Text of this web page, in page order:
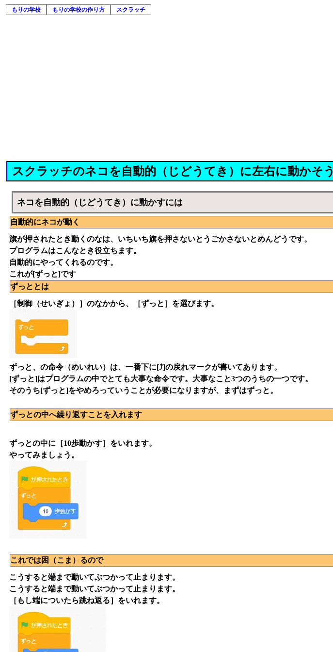
もりの学校 もりの学校の作り方 スクラッチ
スクラッチのネコを自動的（じどうてき）に左右に動かそう
ネコを自動的（じどうてき）に動かすには
自動的にネコが動く
旗が押されたとき動くのなは、いちいち旗を押さないとうごかさないとめんどうです。
プログラムはこんなとき役立ちます。
自動的にやってくれるのです。
これが[ずっと]です
ずっととは
［制御（せいぎょ）］ のなかから、 ［ずっと］ を選びます。
ずっと、の命令（めいれい）は、一番下に[⤴]の戻れマークが書いてあります。
[ずっと]はプログラムの中でとても大事な命令です。大事なこと3つのうちの一つです。
そのうち[ずっと]をやめろっていうことが必要になりますが、まずはずっと。
ずっとの中へ繰り返すことを入れます
ずっとの中に ［10歩動かす］ をいれます。
やってみましょう。
これでは困（こま）るので
こうすると端まで動いてぶつかって止まります。
こうすると端まで動いてぶつかって止まります。
［もし端についたら跳ね返る］をいれます。